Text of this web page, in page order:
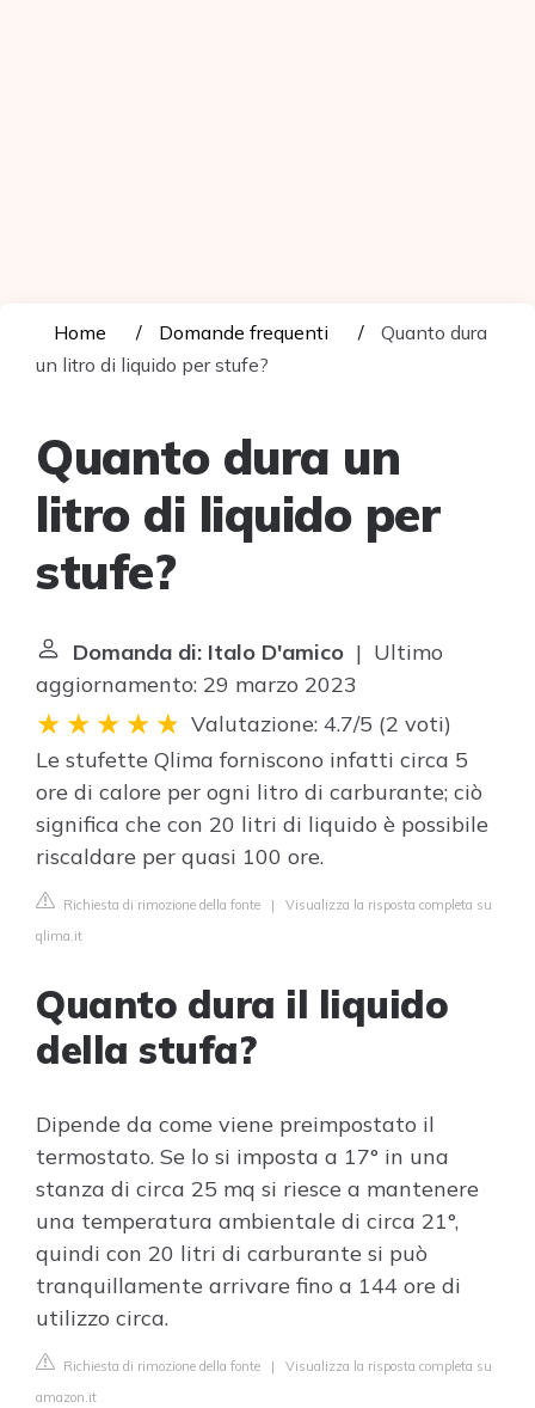
Home Domande frequenti
Quanto dura
un litro di liquido per stufe?
Quanto dura un
litro di liquido per
stufe?
Domanda di: Italo D'amico | Ultimo
aggiornamento: 29 marzo 2023
Valutazione: 4.7/5 (2 voti)
Le stufette Qlima forniscono infatti circa 5
ore di calore per ogni litro di carburante; ciò
significa che con 20 litri di liquido è possibile
riscaldare per quasi 100 ore.
Richiesta di rimozione della fonte | Visualizza la risposta completa su
qlima.it
Quanto dura il liquido
della stufa?
Dipende da come viene preimpostato il
termostato. Se lo si imposta a 17° in una
stanza di circa 25 mq si riesce a mantenere
una temperatura ambientale di circa 21°,
quindi con 20 litri di carburante si può
tranquillamente arrivare fino a 144 ore di
utilizzo circa.
Richiesta di rimozione della fonte | Visualizza la risposta completa su
amazon.it